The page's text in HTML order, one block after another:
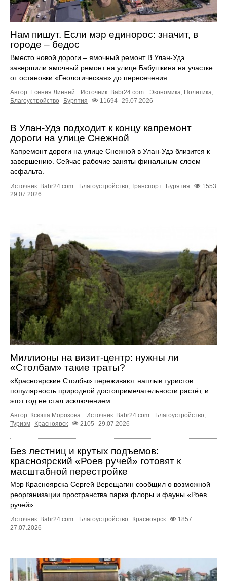
Нам пишут. Если мэр единорос: значит, в
городе – бедос
Вместо новой дороги – ямочный ремонт В Улан-Удэ
завершили ямочный ремонт на улице Бабушкина на участке
от остановки «Геологическая» до пересечения ...
Автор: Есения Линней. Источник: Babr24.com. Экономика, Политика,
Благоустройство
Бурятия 11694 29.07.2026
В Улан-Удэ подходит к концу капремонт
дороги на улице Снежной
Капремонт дороги на улице Снежной в Улан-Удэ близится к
завершению. Сейчас рабочие заняты финальным слоем
асфальта.
Источник: Babr24.com. Благоустройство, Транспорт Бурятия
1553
29.07.2026
Миллионы на визит-центр: нужны ли
«Столбам» такие траты?
«Красноярские Столбы» переживают наплыв туристов:
популярность природной достопримечательности растёт, и
этот год не стал исключением.
Автор: Ксюша Морозова. Источник: Babr24.com. Благоустройство,
Туризм
Красноярск 2105 29.07.2026
Без лестниц и крутых подъемов:
красноярский «Роев ручей» готовят к
масштабной перестройке
Мэр Красноярска Сергей Верещагин сообщил о возможной
реорганизации пространства парка флоры и фауны «Роев
ручей».
Источник: Babr24.com. Благоустройство Красноярск
1857
27.07.2026